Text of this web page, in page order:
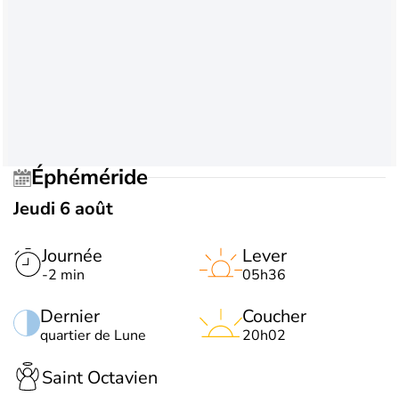
Éphéméride
Jeudi 6 août
Journée
-2 min
Dernier
quartier de Lune
Lever
05h36
Coucher
20h02
Saint Octavien